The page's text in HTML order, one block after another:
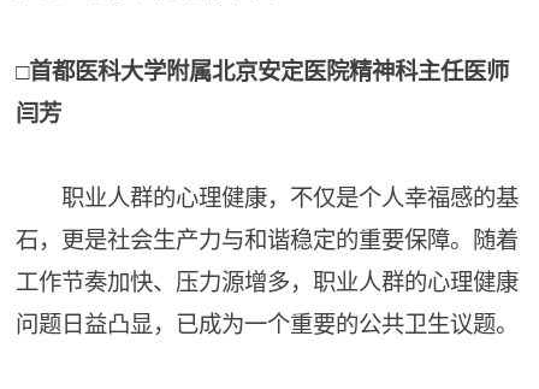
□首都医科大学附属北京安定医院精神科主任医师
闫芳
职业人群的心理健康，不仅是个人幸福感的基
石，更是社会生产力与和谐稳定的重要保障。随着
工作节奏加快、压力源增多，职业人群的心理健康
问题日益凸显，已成为一个重要的公共卫生议题。